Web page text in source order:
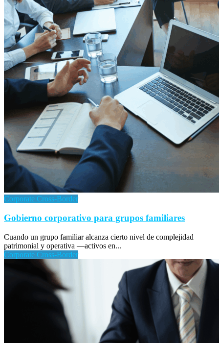
Corporate Cross-Border
Gobierno corporativo para grupos familiares
Cuando un grupo familiar alcanza cierto nivel de complejidad
patrimonial y operativa —activos en...
Corporate Cross-Border